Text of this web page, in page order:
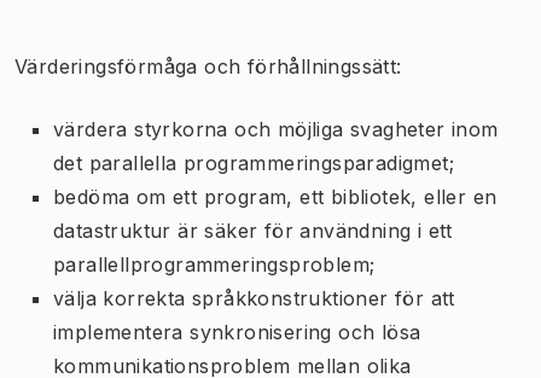
Värderingsförmåga och förhållningssätt:
värdera styrkorna och möjliga svagheter inom
det parallella programmeringsparadigmet;
bedöma om ett program, ett bibliotek, eller en
datastruktur är säker för användning i ett
parallellprogrammeringsproblem;
välja korrekta språkkonstruktioner för att
implementera synkronisering och lösa
kommunikationsproblem mellan olika